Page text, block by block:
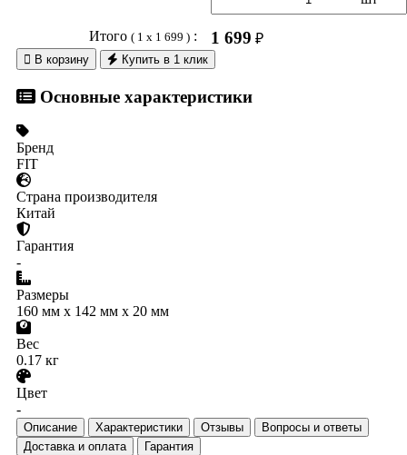
Итого ( 1 x 1 699 ): 1 699 ₽
 В корзину Купить в 1 клик
Основные характеристики
Бренд
FIT
Страна производителя
Китай
Гарантия
-
Размеры
160 мм x 142 мм x 20 мм
Вес
0.17 кг
Цвет
-
Описание Характеристики Отзывы
Вопросы и ответы
Доставка и оплата
Гарантия